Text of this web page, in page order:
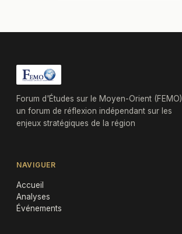
Forum d'Études sur le Moyen-Orient (FEMO),
un forum de réflexion indépendant sur les
enjeux stratégiques de la région
NAVIGUER
Accueil
Analyses
Événements